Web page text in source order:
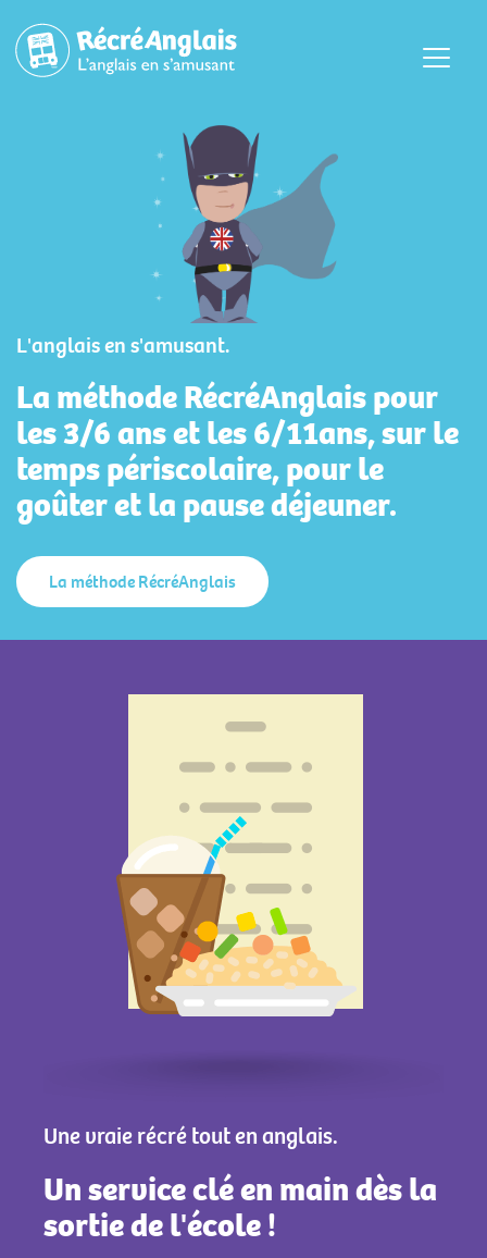
Menu
L'anglais en s'amusant.
La méthode RécréAnglais pour
les 3/6 ans et les 6/11ans, sur le
temps périscolaire, pour le
goûter et la pause déjeuner.
La méthode RécréAnglais
Une vraie récré tout en anglais.
Un service clé en main dès la
sortie de l'école !